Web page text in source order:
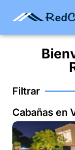
Filtrar
Cabañas en